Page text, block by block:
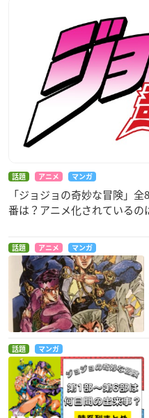
話題 アニメ マンガ
「ジョジョの奇妙な冒険」
番は？アニメ化されているの
話題 アニメ マンガ
話題 マンガ